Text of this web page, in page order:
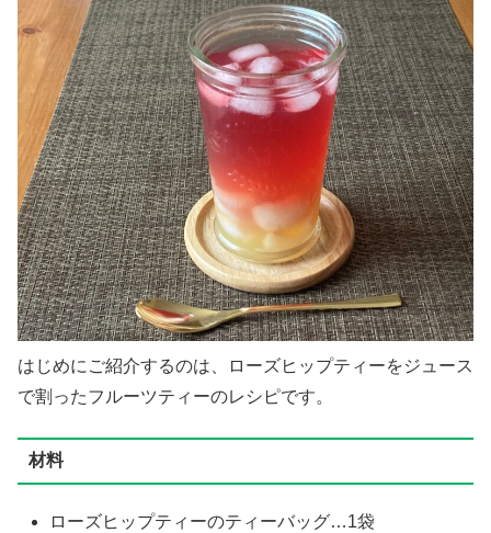
はじめにご紹介するのは、ローズヒップティーをジュース
で割ったフルーツティーのレシピです。
材料
ローズヒップティーのティーバッグ…1袋